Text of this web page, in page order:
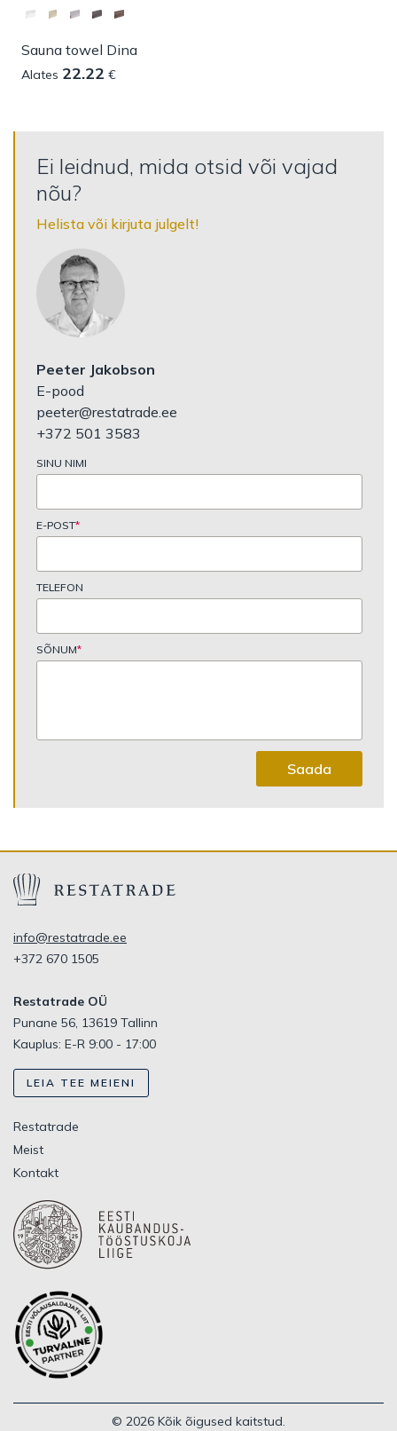
Sauna towel Dina
Alates 22.22 €
Ei leidnud, mida otsid või vajad
nõu?
Helista või kirjuta julgelt!
Peeter Jakobson
E-pood
peeter@restatrade.ee
+372 501 3583
SINU NIMI
E-POST*
TELEFON
SÕNUM*
Saada
info@restatrade.ee
+372 670 1505
Restatrade OÜ
Punane 56, 13619 Tallinn
Kauplus: E-R 9:00 - 17:00
LEIA TEE MEIENI
Restatrade
Meist
Kontakt
© 2026 Kõik õigused kaitstud.